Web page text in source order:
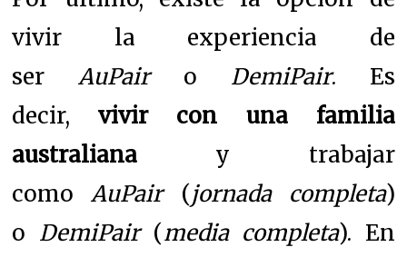
vivir la experiencia de
ser AuPair o DemiPair. Es
decir,vivir con una familia
australiana y trabajar
comoAuPair(jornada completa)
o DemiPair(media completa). En